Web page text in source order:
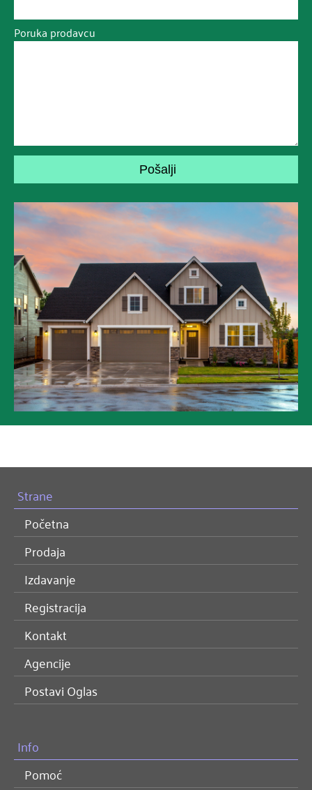
Poruka prodavcu
Strane
Početna
Prodaja
Izdavanje
Registracija
Kontakt
Agencije
Postavi Oglas
Info
Pomoć